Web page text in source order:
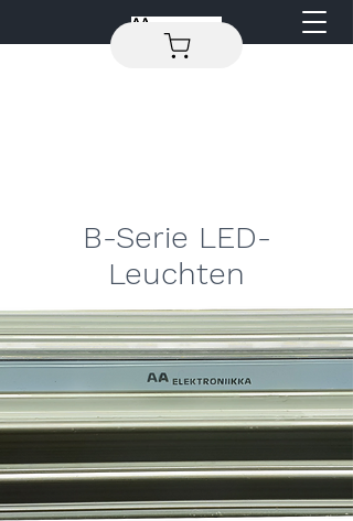
B-Serie LED-
Leuchten